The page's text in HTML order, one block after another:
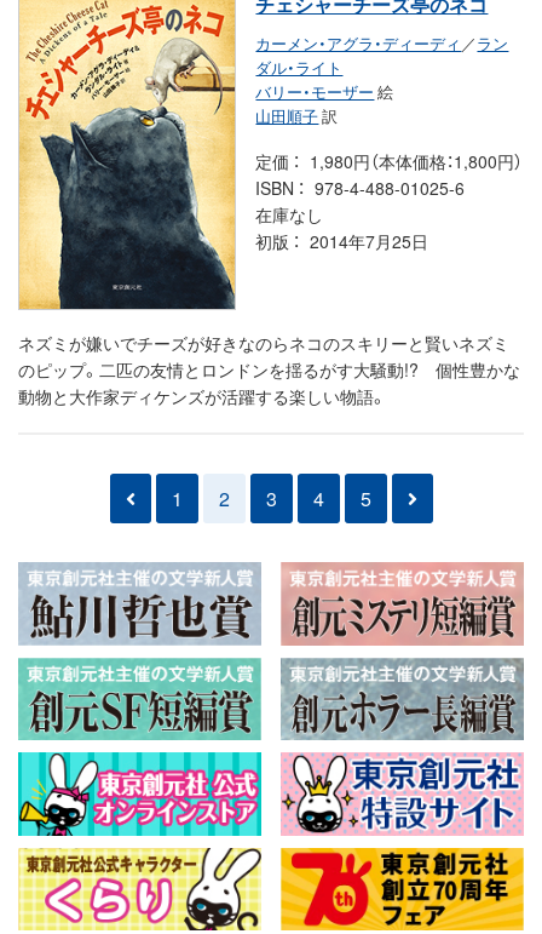
カーメン・アグラ・ディーディ ／ラン
ダル・ライト
バリー・モーザー 絵
山田順子訳
定価
1,980円（本体価格：1,800円）
ISBN
978-4-488-01025-6
在庫なし
初版
2014年7月25日
ネズミが嫌いでチーズが好きなのらネコのスキリーと賢いネズミ
のピップ。二匹の友情とロンドンを揺るがす大騒動!? 個性豊かな
動物と大作家ディケンズが活躍する楽しい物語。
1 2 3 4 5